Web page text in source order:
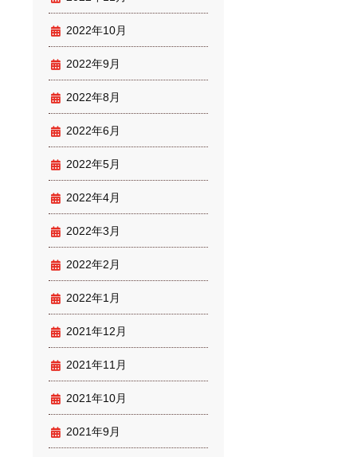
2022年10月
2022年9月
2022年8月
2022年6月
2022年5月
2022年4月
2022年3月
2022年2月
2022年1月
2021年12月
2021年11月
2021年10月
2021年9月